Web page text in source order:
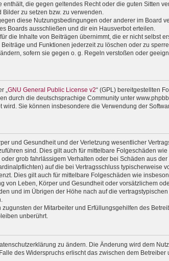
die gegen geltendes Recht oder die guten Sitten
zu setzen bzw. zu verwenden.
diese Nutzungsbedingungen oder anderer im Board
Boards ausschließen und dir ein Hausverbot erteilen.
die Inhalte von Beiträgen übernimmt, die er nicht selbst
und Funktionen jederzeit zu löschen oder zu
sofern sie gegen o. g. Regeln verstoßen oder
GNU General Public License v2“ (GPL) bereitgestellten
durch die deutschsprachige Community unter
Sie können insbesondere die Verwendung der
und Gesundheit und der Verletzung wesentlicher
sind. Dies gilt auch für mittelbare Folgeschäden
grob fahrlässigem Verhalten oder bei Schäden aus
auf die bei Vertragsschluss typischerweise
Dies gilt auch für mittelbare Folgeschäden wie
von Leben, Körper und Gesundheit oder vorsätzlichem
und im Übrigen der Höhe nach auf die
der Mitarbeiter und Erfüllungsgehilfen des
unberührt.
zu ändern. Die Änderung wird dem
des Widerspruchs erlischt das zwischen dem Betreiber